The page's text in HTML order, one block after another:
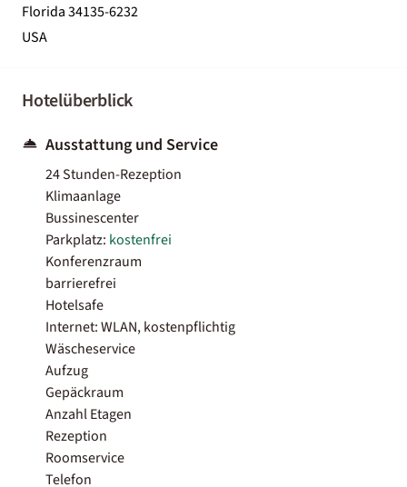
Florida 34135-6232
USA
Hotelüberblick
Ausstattung und Service
24 Stunden-Rezeption
Klimaanlage
Bussinescenter
Parkplatz: kostenfrei
Konferenzraum
barrierefrei
Hotelsafe
Internet: WLAN, kostenpflichtig
Wäscheservice
Aufzug
Gepäckraum
Anzahl Etagen
Rezeption
Roomservice
Telefon